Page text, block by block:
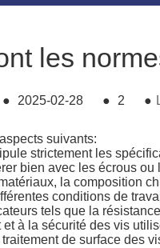
les
● 2025-02-28 ● 2 ●
suivants:
strictement les
bien avec les écrous
la composition
conditions de
tels que la
à la sécurité des vis
de surface des